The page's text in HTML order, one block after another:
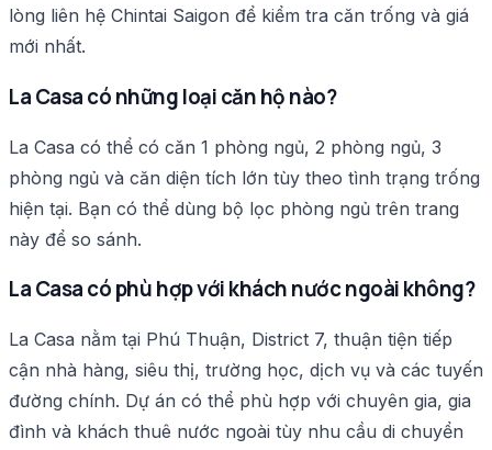
lòng liên hệ Chintai Saigon để kiểm tra căn trống và giá
mới nhất.
La Casa có những loại căn hộ nào?
La Casa có thể có căn 1 phòng ngủ, 2 phòng ngủ, 3
phòng ngủ và căn diện tích lớn tùy theo tình trạng trống
hiện tại. Bạn có thể dùng bộ lọc phòng ngủ trên trang
này để so sánh.
La Casa có phù hợp với khách nước ngoài không?
La Casa nằm tại Phú Thuận, District 7, thuận tiện tiếp
cận nhà hàng, siêu thị, trường học, dịch vụ và các tuyến
đường chính. Dự án có thể phù hợp với chuyên gia, gia
đình và khách thuê nước ngoài tùy nhu cầu di chuyển